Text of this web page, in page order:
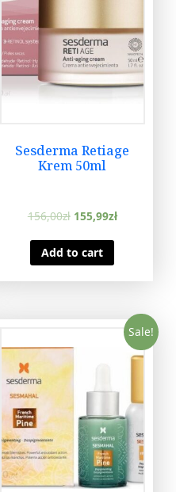
Sesderma Retiage
Krem 50ml
156,00zł 155,99zł
Add to cart
Sale!